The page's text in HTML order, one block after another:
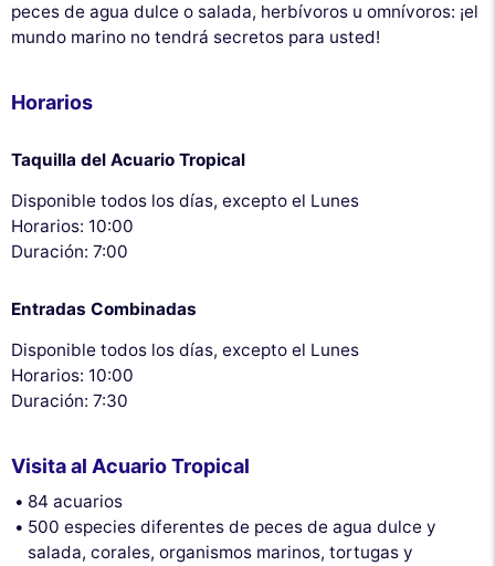
peces de agua dulce o salada, herbívoros u omnívoros: ¡el
mundo marino no tendrá secretos para usted!
Horarios
Taquilla del Acuario Tropical
Disponible todos los días, excepto el Lunes
Horarios: 10:00
Duración: 7:00
Entradas Combinadas
Disponible todos los días, excepto el Lunes
Horarios: 10:00
Duración: 7:30
Visita al Acuario Tropical
84 acuarios
500 especies diferentes de peces de agua dulce y
salada, corales, organismos marinos, tortugas y